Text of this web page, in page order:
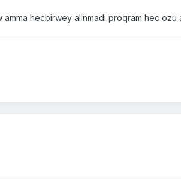
hecbirwey alinmadi proqram hec ozu